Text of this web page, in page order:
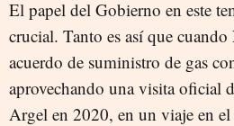
El papel del Gobierno en este
crucial. Tanto es así que
acuerdo de suministro de gas
aprovechando una visita oficial
Argel en 2020, en un viaje en